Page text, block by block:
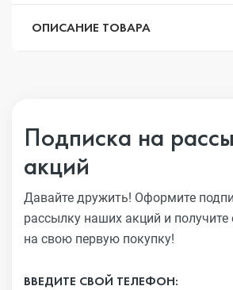
ОПИСАНИЕ ТОВАРА
Подписка на
акций
Давайте дружить! Оформите
рассылку наших акций и
на свою первую покупку!
ВВЕДИТЕ СВОЙ ТЕЛЕФОН: